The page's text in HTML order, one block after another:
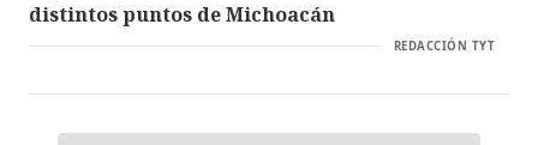
distintos puntos de Michoacán
REDACCIÓN TYT